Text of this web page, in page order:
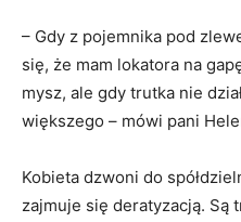
– Gdy z pojemnika pod
się, że mam lokatora na
mysz, ale gdy trutka nie
większego – mówi pani
Kobieta dzwoni do
zajmuje się deratyzacją. Są